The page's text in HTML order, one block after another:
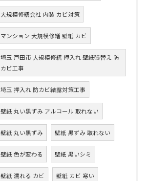
大規模修繕会社 内装 カビ対策
マンション 大規模修繕 壁紙 カビ
埼玉 戸田市 大規模修繕 押入れ 壁紙張替え 防
カビ工事
埼玉 押入れ 防カビ結露対策工事
壁紙 丸い黒ずみ アルコール 取れない
壁紙 丸い黒ずみ 壁紙 黒ずみ 取れない
壁紙 色が変わる 壁紙 黒いシミ
壁紙 濡れる カビ 壁紙 カビ 寒い